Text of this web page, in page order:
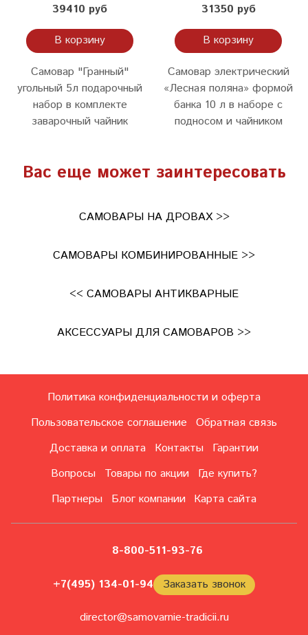
39410 руб
В корзину
Самовар "Гранный"
угольный 5л подарочный
набор в комплекте
заварочный чайник
31350 руб
В корзину
Самовар электрический
«Лесная поляна» формой
банка 10 л в наборе с
подносом и чайником
Вас еще может заинтересовать
САМОВАРЫ НА ДРОВАХ >>
САМОВАРЫ КОМБИНИРОВАННЫЕ >>
<< САМОВАРЫ АНТИКВАРНЫЕ
АКСЕССУАРЫ ДЛЯ САМОВАРОВ >>
Политика конфиденциальности и оферта
Пользовательское соглашение
Обратная связь
Доставка и оплата
Контакты
Гарантии
Вопросы
Товары по акции
Где купить?
Партнеры
Блог компании Карта сайта
8-800-511-93-76
+7(495) 134-01-94 Заказать звонок
director@samovarnie-tradicii.ru